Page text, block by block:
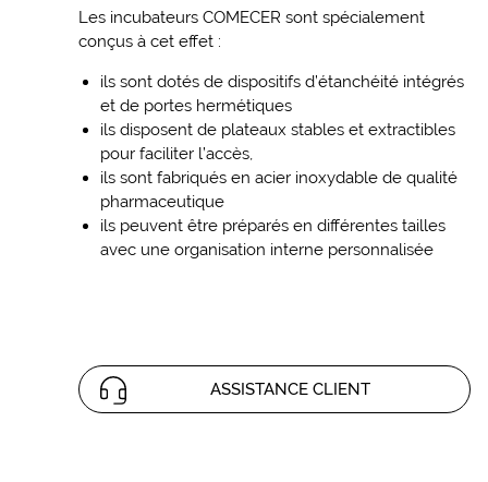
Les incubateurs COMECER sont spécialement
conçus à cet effet :
ils sont dotés de dispositifs d’étanchéité intégrés
et de portes hermétiques
ils disposent de plateaux stables et extractibles
pour faciliter l’accès,
ils sont fabriqués en acier inoxydable de qualité
pharmaceutique
ils peuvent être préparés en différentes tailles
avec une organisation interne personnalisée
ASSISTANCE CLIENT